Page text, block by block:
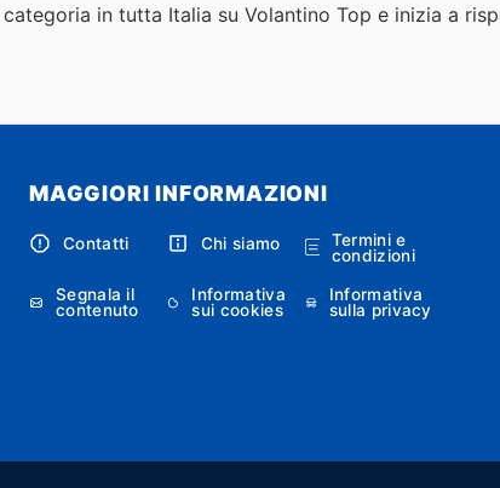
in tutta Italia su Volantino Top e inizia a
MAGGIORI INFORMAZIONI
Contatti Chi siamo
Termini e
condizioni
Segnala il
contenuto
Informativa
sui cookies
Informativa
sulla privacy